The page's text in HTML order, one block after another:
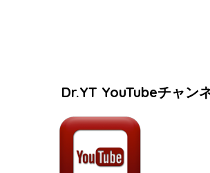
Dr.YT YouTubeチャン